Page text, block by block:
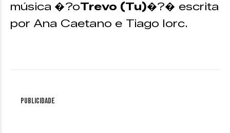
música �?oTrevo (Tu)�?� escrita
por Ana Caetano e Tiago Iorc.
Publicidade